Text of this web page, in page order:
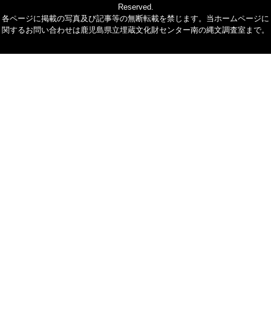
Reserved.
各ページに掲載の写真及び記事等の無断転載を禁じます。当ホームページに
関するお問い合わせは鹿児島県立埋蔵文化財センター南の縄文調査室まで。